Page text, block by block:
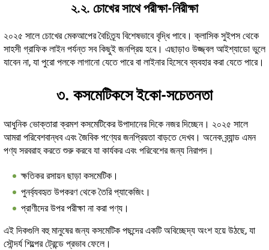
২.২. চোখের সাথে পরীক্ষা-নিরীক্ষা
২০২৫ সালে চোখের মেকআপের বৈচিত্র্য বিশেষভাবে বৃদ্ধি পাবে। ক্লাসিক সুইপস থেকে
সাহসী গ্রাফিক লাইন পর্যন্ত সব কিছুই জনপ্রিয় হবে। এছাড়াও উজ্জ্বল আইশ্যাডো ভুলে
যাবেন না, যা পুরো পলকে লাগানো যেতে পারে বা লাইনার হিসেবে ব্যবহার করা যেতে পারে।
৩. কসমেটিকসে ইকো-সচেতনতা
আধুনিক ভোক্তারা ক্রমশ কসমেটিকের উপাদানের দিকে নজর দিচ্ছেন। ২০২৫ সালে
আমরা পরিবেশবান্ধব এবং জৈবিক পণ্যের জনপ্রিয়তা বাড়তে দেখব। অনেক ব্র্যান্ড এমন
পণ্য সরবরাহ করতে শুরু করবে যা কার্যকর এবং পরিবেশের জন্য নিরাপদ।
ক্ষতিকর রসায়ন ছাড়া কসমেটিক।
পুনর্ব্যবহৃত উপকরণ থেকে তৈরি প্যাকেজিং।
প্রাণীদের উপর পরীক্ষা না করা পণ্য।
এই দিকগুলি বহু মানুষের জন্য কসমেটিক পছন্দের একটি অবিচ্ছেদ্য অংশ হয়ে উঠছে, যা
সৌন্দর্য শিল্পের ট্রেন্ডে প্রভাব ফেলে।